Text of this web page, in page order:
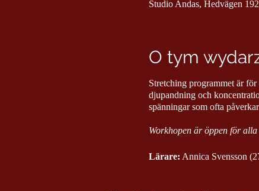
Studio Andas, Hedvägen
O tym
Stretching programmet är
djupandning och
spänningar som ofta
Workhopen är öppen för
Lärare: Annica Svensson